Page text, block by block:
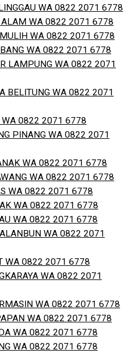
WA 0822 2071 6778
ALAM WA 0822 2071 6778
WA 0822 2071 6778
WA 0822 2071 6778
LAMPUNG WA 0822 2071
BELITUNG WA 0822 2071
WA 0822 2071 6778
PINANG WA 0822 2071
WA 0822 2071 6778
WA 0822 2071 6778
WA 0822 2071 6778
WA 0822 2071 6778
WA 0822 2071 6778
WA 0822 2071
WA 0822 2071 6778
WA 0822 2071
WA 0822 2071 6778
WA 0822 2071 6778
WA 0822 2071 6778
WA 0822 2071 6778